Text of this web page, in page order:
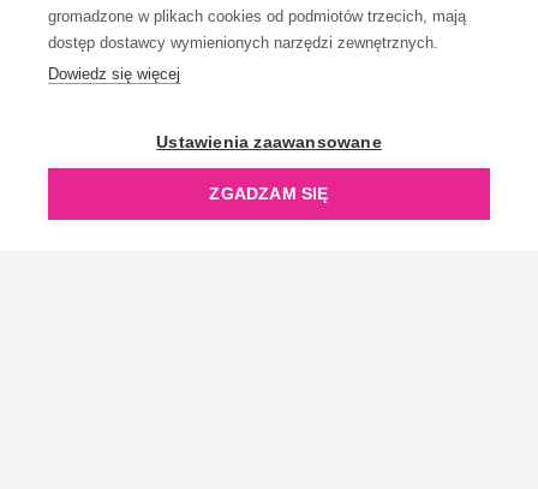
gromadzone w plikach cookies od podmiotów trzecich, mają
dostęp dostawcy wymienionych narzędzi zewnętrznych.
Dowiedz się więcej
Ustawienia zaawansowane
ZGADZAM SIĘ
OpenGift jest częścią ReflectGroup.